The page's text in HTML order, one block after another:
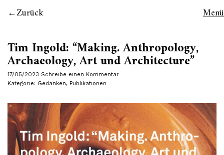
Zurück Menü
Tim Ingold: “Making. Anthropology,
Archaeology, Art und Architecture”
17/05/2023 Schreibe einen Kommentar
Kategorie: Gedanken, Publikationen